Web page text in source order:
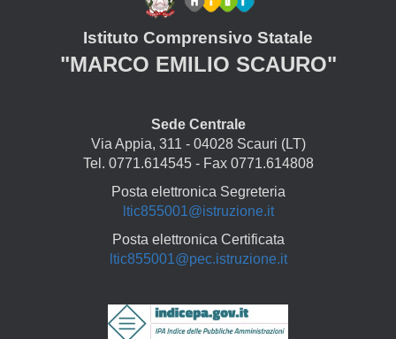
Istituto Comprensivo Statale
"MARCO EMILIO SCAURO"
Sede Centrale
Via Appia, 311 - 04028 Scauri (LT)
Tel. 0771.614545 - Fax 0771.614808
Posta elettronica Segreteria
ltic855001@istruzione.it
Posta elettronica Certificata
ltic855001@pec.istruzione.it